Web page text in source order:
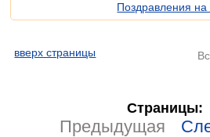
Поздравления
вверх страницы
Страницы:
Предыдущая